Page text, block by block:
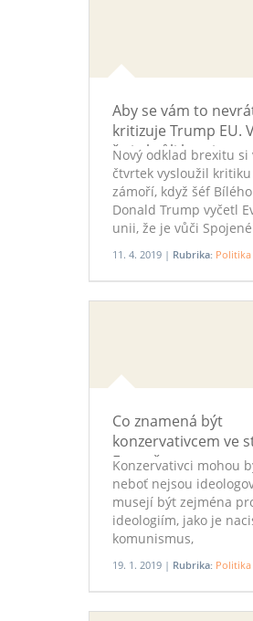
Aby se vám to
kritizuje Trump EU.
že je kvůli brexitu
Nový odklad brexitu si
čtvrtek vysloužil kritiku
zámoří, když šéf
Donald Trump vyčetl
unii, že je vůči
království příliš tvrdá.
Sedmadvacet zemí EU
se v Bruselu dohodly
odkladu brexitu do
Trumpa se Brusel vůči
chová špatně.
11. 4. 2019 | Rubrika: Politika
Co znamená být
konzervativcem ve
Evropě
Konzervativci mohou
neboť nejsou
musejí být zejména
ideologiím, jako je
komunismus,
multikulturalismus,
genderismus či
transgenderismus.
odsunou politickou
19. 1. 2019 | Rubrika: Politika